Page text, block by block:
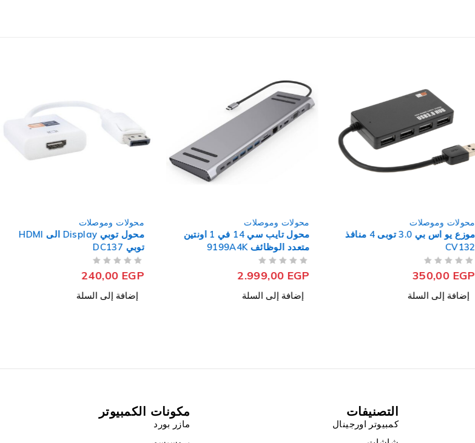
محولات وموصلات
موزع يو اس بي 3.0 توبى 4 منافذ
CV132
350,00 EGP
إضافة إلى السلة
محولات وموصلات
محول تايب سي 14 في 1 اونتين
متعدد الوظائف 9199A4K
Docking Station
2.999,00 EGP
إضافة إلى السلة
محولات وموصلات
محول توبي Display الى HDMI
توبي DC137
240,00 EGP
إضافة إلى السلة
التصنيفات
كمبيوتر اورجينال
مكونات الكمبيوتر
مازر بورد